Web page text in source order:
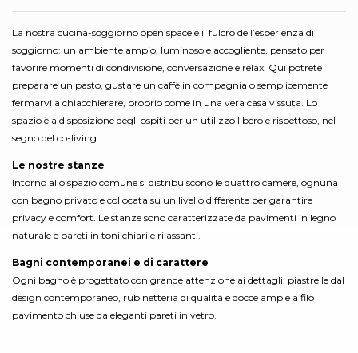
La nostra cucina-soggiorno open space è il fulcro dell’esperienza di
soggiorno: un ambiente ampio, luminoso e accogliente, pensato per
favorire momenti di condivisione, conversazione e relax. Qui potrete
preparare un pasto, gustare un caffè in compagnia o semplicemente
fermarvi a chiacchierare, proprio come in una vera casa vissuta. Lo
spazio è a disposizione degli ospiti per un utilizzo libero e rispettoso, nel
segno del co-living.
Le nostre stanze
Intorno allo spazio comune si distribuiscono le quattro camere, ognuna
con bagno privato e collocata su un livello differente per garantire
privacy e comfort. Le stanze sono caratterizzate da pavimenti in legno
naturale e pareti in toni chiari e rilassanti.
Bagni contemporanei e di carattere
Ogni bagno è progettato con grande attenzione ai dettagli: piastrelle dal
design contemporaneo, rubinetteria di qualità e docce ampie a filo
pavimento chiuse da eleganti pareti in vetro.